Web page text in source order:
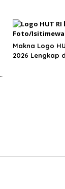
Makna Logo
2026 Lengkap